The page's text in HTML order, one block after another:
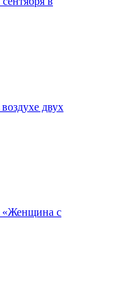
двух
«Женщина с